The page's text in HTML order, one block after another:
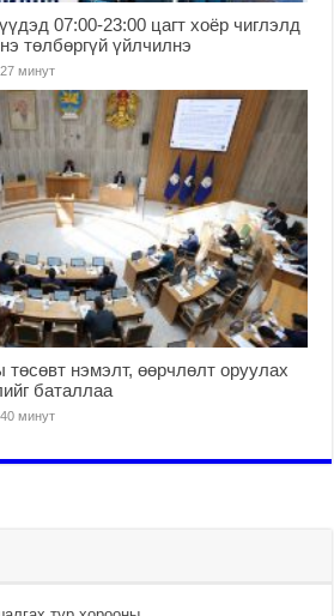
07:00-23:00 цагт хоёр чиглэлд
төлбөргүй үйлчилнэ
минут
нэмэлт, өөрчлөлт оруулах
баталлаа
минут